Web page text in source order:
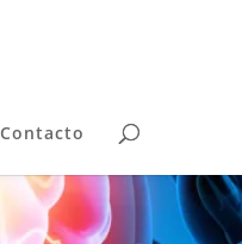
Contacto